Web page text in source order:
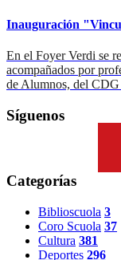
Inauguración
En el Foyer Verdi se
acompañados por
de Alumnos, del
Síguenos
Categorías
Biblioscuola 3
Coro Scuola 37
Cultura 381
Deportes 296